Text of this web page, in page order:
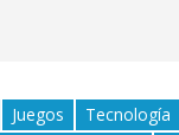
Juegos Tecnología